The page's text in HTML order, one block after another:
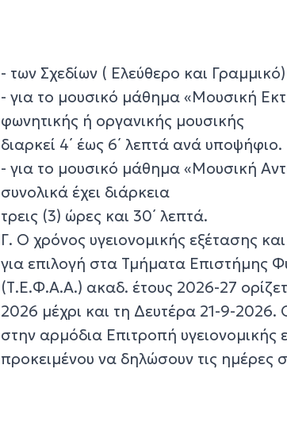
- των Σχεδίων ( Ελεύθερο και Γραμμικό)
- για το μουσικό μάθημα «Μουσική
φωνητικής ή οργανικής μουσικής
διαρκεί 4΄ έως 6΄ λεπτά ανά υποψήφιο.
- για το μουσικό μάθημα «Μουσική
συνολικά έχει διάρκεια
τρεις (3) ώρες και 30΄ λεπτά.
Γ. Ο χρόνος υγειονομικής εξέτασης
για επιλογή στα Τμήματα Επιστήμης
(Τ.Ε.Φ.Α.Α.) ακαδ. έτους 2026-27
2026 μέχρι και τη Δευτέρα 21-9-
στην αρμόδια Επιτροπή υγειονομικής
προκειμένου να δηλώσουν τις ημέρες